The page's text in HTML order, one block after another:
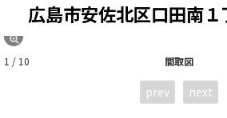
広島市安佐北区口田南
間取図
1 / 10
prev next